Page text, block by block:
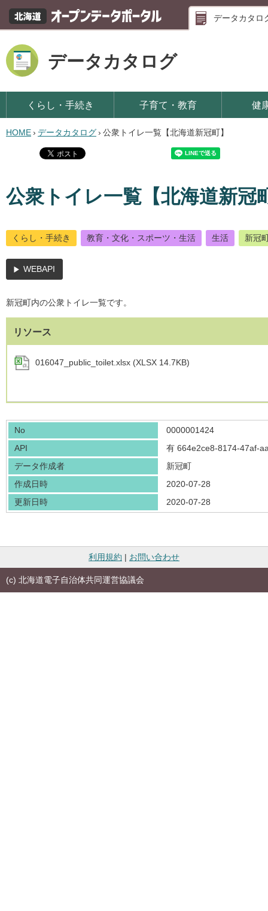
データカタロ
データカタログ
くらし・手続き 子育て・教育 健
HOME› データカタログ› 公衆トイレ一覧【北海道新冠町】
公衆トイレ一覧【北海道新冠
くらし・手続き 教育・文化・スポーツ・生活 生活 新冠
WEBAPI
新冠町内の公衆トイレ一覧です。
リソース
016047_public_toilet.xlsx (XLSX 14.7KB)
No
0000001424
API
有 664e2ce8-8174-47af-
データ作成者
新冠町
作成日時
2020-07-28
更新日時
2020-07-28
利用規約 | お問い合わせ
(c) 北海道電子自治体共同運営協議会